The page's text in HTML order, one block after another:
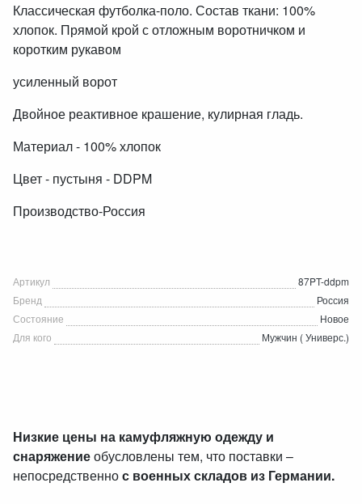
Классическая футболка-поло. Состав ткани: 100%
хлопок. Прямой крой с отложным воротничком и
коротким рукавом
усиленный ворот
Двойное реактивное крашение, кулирная гладь.
Материал - 100% хлопок
Цвет - пустыня - DDPM
Производство-Россия
Артикул
87PT-ddpm
Бренд
Россия
Состояние
Новое
Для кого
Мужчин ( Универс.)
Низкие цены на камуфляжную одежду и
снаряжениеобусловлены тем, что поставки –
непосредственнос военных складов из Германии.